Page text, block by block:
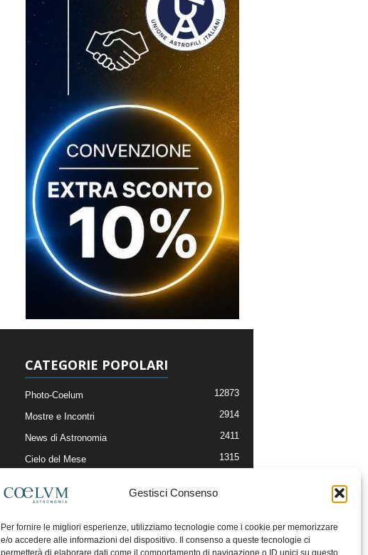
Gestisci Consenso
Per fornire le migliori esperienze, utilizziamo tecnologie come i cookie per memorizzare
e/o accedere alle informazioni del dispositivo. Il consenso a queste tecnologie ci
permetterà di elaborare dati come il comportamento di navigazione o ID unici su questo
CATEGORIE POPOLARI
Photo-Coelum 12873
Mostre e Incontri 2914
News di Astronomia 2411
Cielo del Mese 1315
Articoli e Risorse On-Line
Il Blog della Redazione